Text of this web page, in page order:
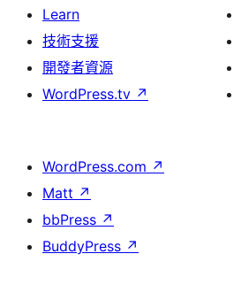
Learn
技術支援
開發者資源
WordPress.tv ↗
WordPress.com ↗
Matt ↗
bbPress ↗
BuddyPress ↗